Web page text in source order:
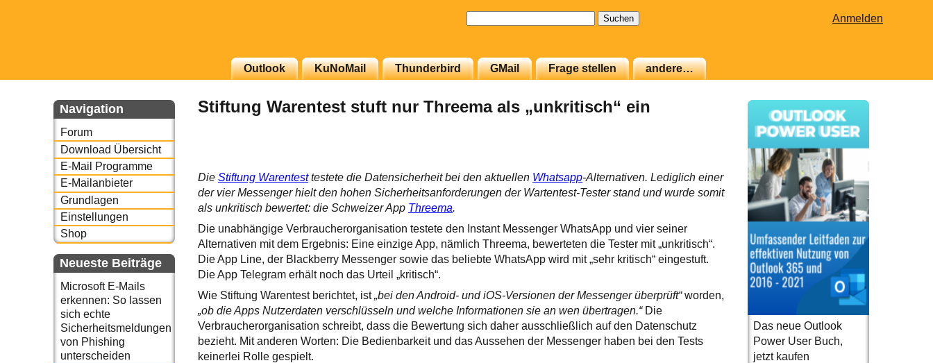
Anmelden
Outlook KuNoMail Thunderbird GMail Frage stellen andere…
Navigation
Forum
Download Übersicht
E-Mail Programme
E-Mailanbieter
Grundlagen
Einstellungen
Shop
Neueste Beiträge
Microsoft E-Mails
erkennen: So lassen
sich echte
Sicherheitsmeldungen
von Phishing
unterscheiden
Stiftung Warentest stuft nur Threema als „unkritisch“ ein
DieStiftung Warentesttestete die Datensicherheit bei den aktuellen Whatsapp-Alternativen. Lediglich einer
der vier Messenger hielt den hohen Sicherheitsanforderungen der Wartentest-Tester stand und wurde somit
als unkritisch bewertet: die Schweizer App Threema.
Die unabhängige Verbraucherorganisation testete den Instant Messenger WhatsApp und vier seiner
Alternativen mit dem Ergebnis: Eine einzige App, nämlich Threema, bewerteten die Tester mit „unkritisch“.
Die App Line, der Blackberry Messenger sowie das beliebte WhatsApp wird mit „sehr kritisch“ eingestuft.
Die App Telegram erhält noch das Urteil „kritisch“.
Wie Stiftung Warentest berichtet, ist„bei den Android- und iOS-Versionen der Messenger überprüft“worden,
„ob die Apps Nutzerdaten verschlüsseln und welche Informationen sie an wen übertragen.“Die
Verbraucherorganisation schreibt, dass die Bewertung sich daher ausschließlich auf den Datenschutz
bezieht. Mit anderen Worten: Die Bedienbarkeit und das Aussehen der Messenger haben bei den Tests
keinerlei Rolle gespielt.
Das neue Outlook
Power User Buch,
jetzt kaufen
oder auch